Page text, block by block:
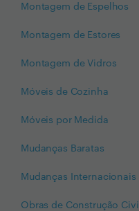
Montagem de Espelhos
Montagem de Estores
Montagem de Vidros
Móveis de Cozinha
Móveis por Medida
Mudanças Baratas
Mudanças Internacionais
Obras de Construção Civil